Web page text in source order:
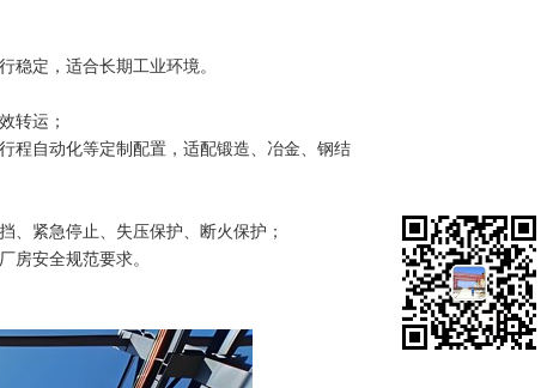
稳定，适合长期工业环境。
转运；
程自动化等定制配置，适配锻造、冶金、钢结
、紧急停止、失压保护、断火保护；
房安全规范要求。